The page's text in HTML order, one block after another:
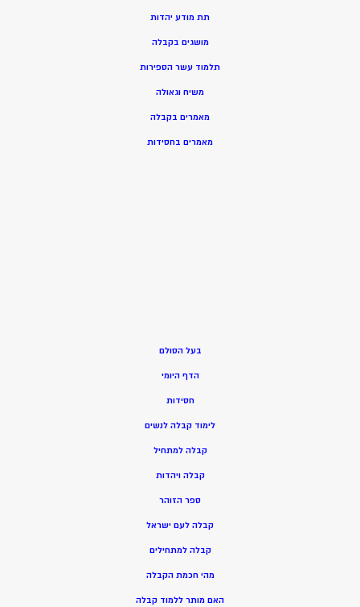
תת מודע יהדות
מושגים בקבלה
תלמוד עשר הספירות
משיח וגאולה
מאמרים בקבלה
מאמרים בחסידות
בעל הסולם
הדף היומי
חסידות
לימוד קבלה לנשים
קבלה למתחיל
קבלה ויהדות
ספר הזוהר
קבלה לעם ישראל
קבלה למתחילים
מהי חכמת הקבלה
האם מותר ללמוד קבלה